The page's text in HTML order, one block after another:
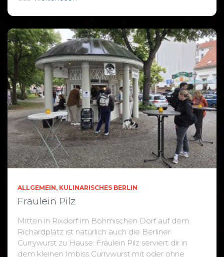
ALLGEMEIN KULINARISCHES BERLIN
Fräulein Pilz
Mitten in Rixdorf im Böhmischen Dorf auf dem
Richardplatz ist natürlich auch die Berliner
Currywurst zu Hause: Fräulein Pilz serviert dir in
dem kleinen Imbiss Currywurst mit oder ohne